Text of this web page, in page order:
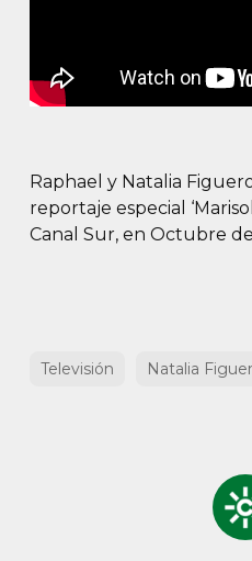
Raphael y Natalia
reportaje especial
Canal Sur, en Octubre de
Televisión Natalia